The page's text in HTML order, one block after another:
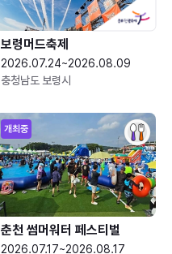
보령머드축제
2026.07.24~2026.08.09
충청남도 보령시
개최중
춘천 썸머워터 페스티벌
2026.07.17~2026.08.17